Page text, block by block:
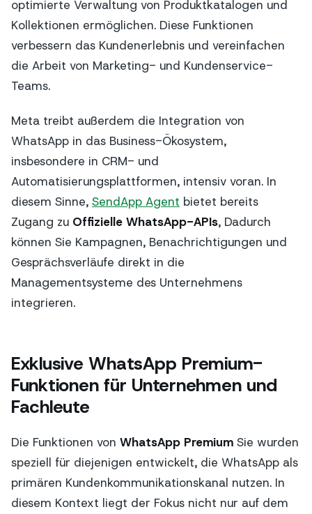
optimierte Verwaltung von Produktkatalogen und
Kollektionen ermöglichen. Diese Funktionen
verbessern das Kundenerlebnis und vereinfachen
die Arbeit von Marketing- und Kundenservice-
Teams.
Meta treibt außerdem die Integration von
WhatsApp in das Business-Ökosystem,
insbesondere in CRM- und
Automatisierungsplattformen, intensiv voran. In
diesem Sinne, SendApp Agent bietet bereits
Zugang zu Offizielle WhatsApp-APIs, Dadurch
können Sie Kampagnen, Benachrichtigungen und
Gesprächsverläufe direkt in die
Managementsysteme des Unternehmens
integrieren.
Exklusive WhatsApp Premium-
Funktionen für Unternehmen und
Fachleute
Die Funktionen von WhatsApp Premium Sie wurden
speziell für diejenigen entwickelt, die WhatsApp als
primären Kundenkommunikationskanal nutzen. In
diesem Kontext liegt der Fokus nicht nur auf dem